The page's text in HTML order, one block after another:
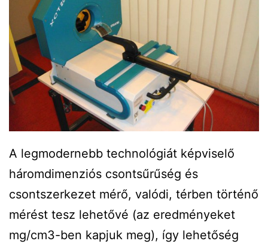
A legmodernebb technológiát képviselő
háromdimenziós csontsűrűség és
csontszerkezet mérő, valódi, térben történő
mérést tesz lehetővé (az eredményeket
mg/cm3-ben kapjuk meg), így lehetőség